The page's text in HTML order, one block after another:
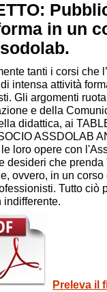
in un
tanti i corsi che
intensa attività
Gli argomenti
e della
didattica, ai
ASSDOLAB
loro opere con
desideri che
ovvero, in un
Tutto ciò
indifferente.
Preleva il